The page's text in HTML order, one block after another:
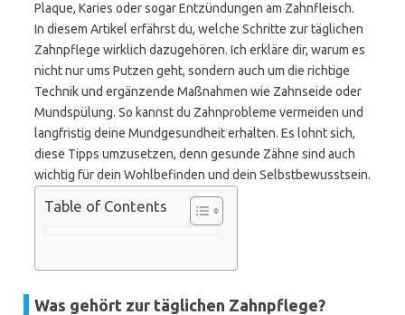
Plaque, Karies oder sogar Entzündungen am Zahnfleisch.
In diesem Artikel erfährst du, welche Schritte zur täglichen
Zahnpflege wirklich dazugehören. Ich erkläre dir, warum es
nicht nur ums Putzen geht, sondern auch um die richtige
Technik und ergänzende Maßnahmen wie Zahnseide oder
Mundspülung. So kannst du Zahnprobleme vermeiden und
langfristig deine Mundgesundheit erhalten. Es lohnt sich,
diese Tipps umzusetzen, denn gesunde Zähne sind auch
wichtig für dein Wohlbefinden und dein Selbstbewusstsein.
Table of Contents
Was gehört zur täglichen Zahnpflege?